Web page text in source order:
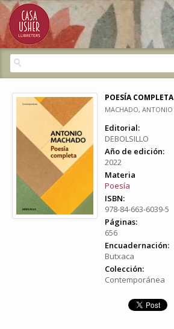
POESÍA COMPLETA
MACHADO, ANTONIO
Editorial:
DEBOLSILLO
Año de edición:
2022
Materia
Poesía
ISBN:
978-84-663-6039-5
Páginas:
656
Encuadernación:
Butxaca
Colección:
Contemporánea